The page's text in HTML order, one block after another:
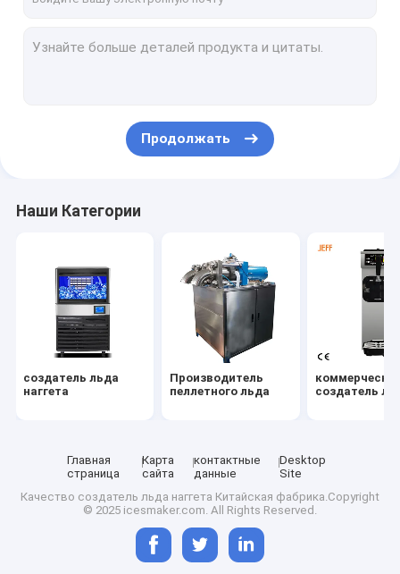
Продолжать
Наши Категории
создатель льда
наггета
Производитель
пеллетного льда
коммерчески
создатель
Главная
страница
Карта
сайта
контактные
данные
Desktop
Site
Качество создатель льда наггета Китайская фабрика.Copyright
© 2025 icesmaker.com. All Rights Reserved.